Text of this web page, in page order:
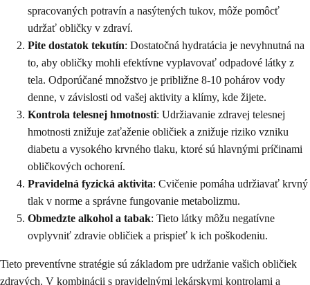
spracovaných potravín a nasýtených tukov, môže pomôcť
udržať obličky v zdraví.
Pite dostatok tekutín: Dostatočná hydratácia je nevyhnutná na
to, aby obličky mohli efektívne vyplavovať odpadové látky z
tela. Odporúčané množstvo je približne 8-10 pohárov vody
denne, v závislosti od vašej aktivity a klímy, kde žijete.
Kontrola telesnej hmotnosti: Udržiavanie zdravej telesnej
hmotnosti znižuje zaťaženie obličiek a znižuje riziko vzniku
diabetu a vysokého krvného tlaku, ktoré sú hlavnými príčinami
obličkových ochorení.
Pravidelná fyzická aktivita: Cvičenie pomáha udržiavať krvný
tlak v norme a správne fungovanie metabolizmu.
Obmedzte alkohol a tabak: Tieto látky môžu negatívne
ovplyvniť zdravie obličiek a prispieť k ich poškodeniu.
Tieto preventívne stratégie sú základom pre udržanie vašich obličiek
zdravých. V kombinácii s pravidelnými lekárskymi kontrolami a